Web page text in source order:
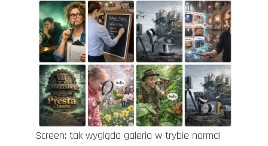
Screen: tak wygląda galeria w trybie normal